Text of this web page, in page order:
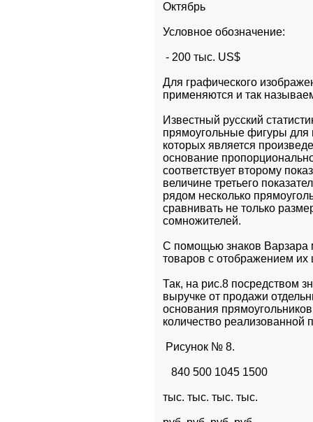
Октябрь
Условное обозначение:
- 200 тыс. US$
Для графического
применяются и так
Известный русский
прямоугольные фигуры для
которых является
основание
соответствует второму
величине третьего
рядом несколько
сравнивать не только
сомножителей.
С помощью знаков Варзара
товаров с отображением их
Так, на рис.8 посредством
выручке от продажи
основания
количество реализованной
Рисунок № 8.
840 500 1045 1500
тыс. тыс. тыс. тыс.